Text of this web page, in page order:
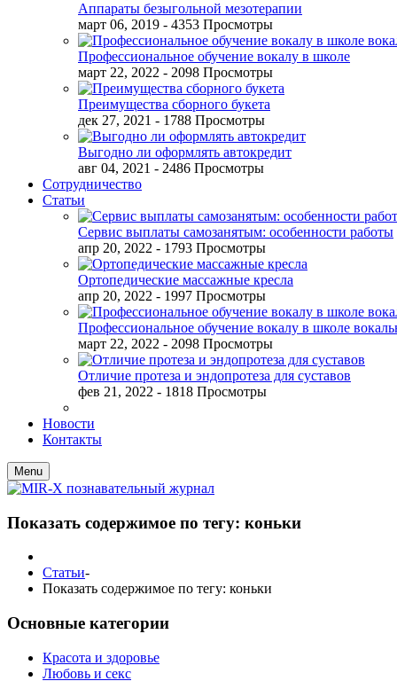
Аппараты безыгольной мезотерапии
март 06, 2019 - 4353 Просмотры
Профессиональное обучение вокалу в школе
март 22, 2022 - 2098 Просмотры
Преимущества сборного букета
дек 27, 2021 - 1788 Просмотры
Выгодно ли оформлять автокредит
авг 04, 2021 - 2486 Просмотры
Сотрудничество
Статьи
Сервис выплаты самозанятым: особенности работы
апр 20, 2022 - 1793 Просмотры
Ортопедические массажные кресла
апр 20, 2022 - 1997 Просмотры
Профессиональное обучение вокалу в школе
март 22, 2022 - 2098 Просмотры
Отличие протеза и эндопротеза для суставов
фев 21, 2022 - 1818 Просмотры
Новости
Контакты
Menu
Показать содержимое по тегу: коньки
Статьи-
Показать содержимое по тегу: коньки
Основные категории
Красота и здоровье
Любовь и секс